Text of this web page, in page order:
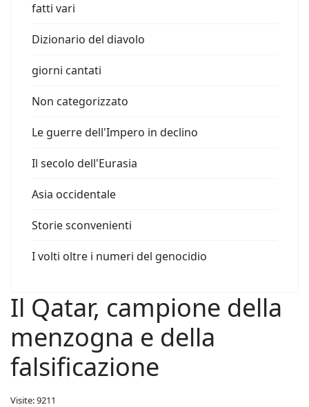
fatti vari
Dizionario del diavolo
giorni cantati
Non categorizzato
Le guerre dell'Impero in declino
Il secolo dell'Eurasia
Asia occidentale
Storie sconvenienti
I volti oltre i numeri del genocidio
Il Qatar, campione della
menzogna e della
falsificazione
Visite: 9211